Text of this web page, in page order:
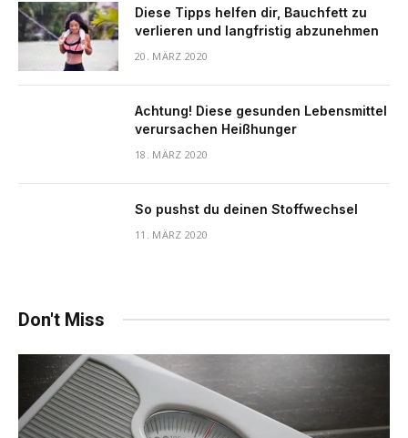
Diese Tipps helfen dir, Bauchfett zu
verlieren und langfristig abzunehmen
20. MÄRZ 2020
Achtung! Diese gesunden Lebensmittel
verursachen Heißhunger
18. MÄRZ 2020
So pushst du deinen Stoffwechsel
11. MÄRZ 2020
Don't Miss